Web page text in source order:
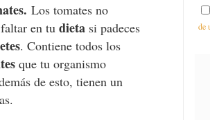
Los tomates no
faltar en tudieta si padeces
. Contiene todos los
que tu organismo
de esto, tienen un
de